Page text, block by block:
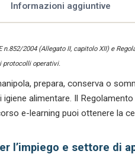
Informazioni aggiuntive
n.852/2004 (Allegato II, capitolo XII) e
protocolli operativi.
prepara, conserva o
alimentare. Il
e-learning puoi ottenere la
l’impiego e settore di